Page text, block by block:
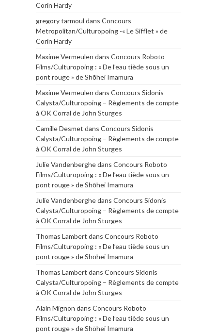
Corin Hardy
gregory tarmoul dans Concours
Metropolitan/Culturopoing -« Le Sifflet » de
Corin Hardy
Maxime Vermeulen dans Concours Roboto
Films/Culturopoing : « De l’eau tiède sous un
pont rouge » de Shōhei Imamura
Maxime Vermeulen dans Concours Sidonis
Calysta/Culturopoing – Règlements de compte
à OK Corral de John Sturges
Camille Desmet dans Concours Sidonis
Calysta/Culturopoing – Règlements de compte
à OK Corral de John Sturges
Julie Vandenberghedans Concours Roboto
Films/Culturopoing : « De l’eau tiède sous un
pont rouge » de Shōhei Imamura
Julie Vandenberghedans Concours Sidonis
Calysta/Culturopoing – Règlements de compte
à OK Corral de John Sturges
Thomas Lambert dans Concours Roboto
Films/Culturopoing : « De l’eau tiède sous un
pont rouge » de Shōhei Imamura
Thomas Lambert dans Concours Sidonis
Calysta/Culturopoing – Règlements de compte
à OK Corral de John Sturges
Alain Mignon dans Concours Roboto
Films/Culturopoing : « De l’eau tiède sous un
pont rouge » de Shōhei Imamura